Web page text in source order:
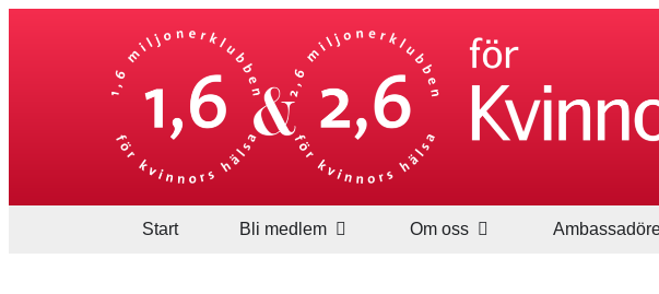
Start Bli medlem Om oss